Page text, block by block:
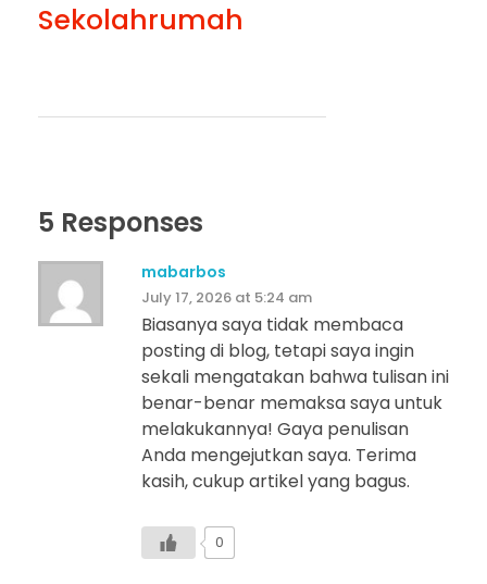
Sekolahrumah
5 Responses
mabarbos
July 17, 2026 at 5:24 am
Biasanya saya tidak membaca
posting di blog, tetapi saya ingin
sekali mengatakan bahwa tulisan ini
benar-benar memaksa saya untuk
melakukannya! Gaya penulisan
Anda mengejutkan saya. Terima
kasih, cukup artikel yang bagus.
0